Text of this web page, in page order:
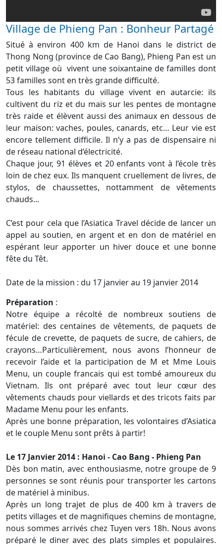
Village de Phieng Pan : Bonheur Partagé
Situé à environ 400 km de Hanoi dans le district de
Thong Nong (province de Cao Bang), Phieng Pan est un
petit village où vivent une soixantaine de familles dont
53 familles sont en très grande difficulté.
Tous les habitants du village vivent en autarcie: ils
cultivent du riz et du maïs sur les pentes de montagne
très raide et élèvent aussi des animaux en dessous de
leur maison: vaches, poules, canards, etc… Leur vie est
encore tellement difficile. Il n’y a pas de dispensaire ni
de réseau national d’électricité.
Chaque jour, 91 élèves et 20 enfants vont à l’école très
loin de chez eux. Ils manquent cruellement de livres, de
stylos, de chaussettes, nottamment de vêtements
chauds...
C’est pour cela que l’Asiatica Travel décide de lancer un
appel au soutien, en argent et en don de matériel en
espérant leur apporter un hiver douce et une bonne
fête du Têt.
Date de la mission : du 17 janvier au 19 janvier 2014
Préparation :
Notre équipe a récolté de nombreux soutiens de
matériel: des centaines de vêtements, de paquets de
fécule de crevette, de paquets de sucre, de cahiers, de
crayons…Particulièrement, nous avons l’honneur de
recevoir l’aide et la participation de M et Mme Louis
Menu, un couple francais qui est tombé amoureux du
Vietnam. Ils ont préparé avec tout leur cœur des
vêtements chauds pour viellards et des tricots faits par
Madame Menu pour les enfants.
Après une bonne préparation, les volontaires d’Asiatica
et le couple Menu sont prêts à partir!
Le 17 Janvier 2014 : Hanoi - Cao Bang - Phieng Pan
Dès bon matin, avec enthousiasme, notre groupe de 9
personnes se sont réunis pour transporter les cartons
de matériel à minibus.
Après un long trajet de plus de 400 km à travers de
petits villages et de magnifiques chemins de montagne,
nous sommes arrivés chez Tuyen vers 18h. Nous avons
préparé le diner avec des plats simples et populaires.